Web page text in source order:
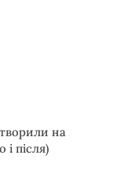
на
після)